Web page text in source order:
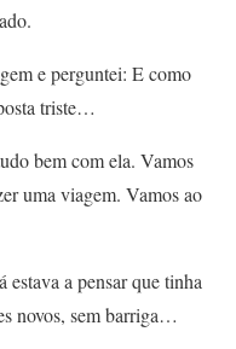
e perguntei: E como
triste…
bem com ela. Vamos
uma viagem. Vamos ao
a pensar que tinha
novos, sem barriga…